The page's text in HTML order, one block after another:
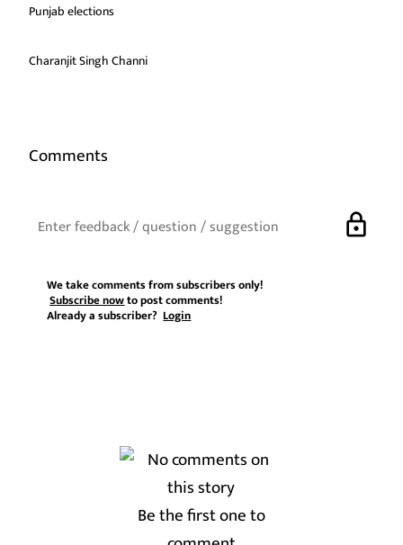
Punjab elections
Charanjit Singh Channi
Comments
lock
We take comments from subscribers only!
Subscribe nowto post comments!
Already a subscriber?Login
Be the first one to